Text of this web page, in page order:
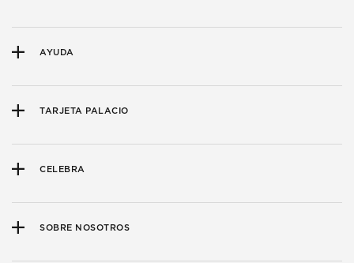
AYUDA
TARJETA PALACIO
CELEBRA
SOBRE NOSOTROS